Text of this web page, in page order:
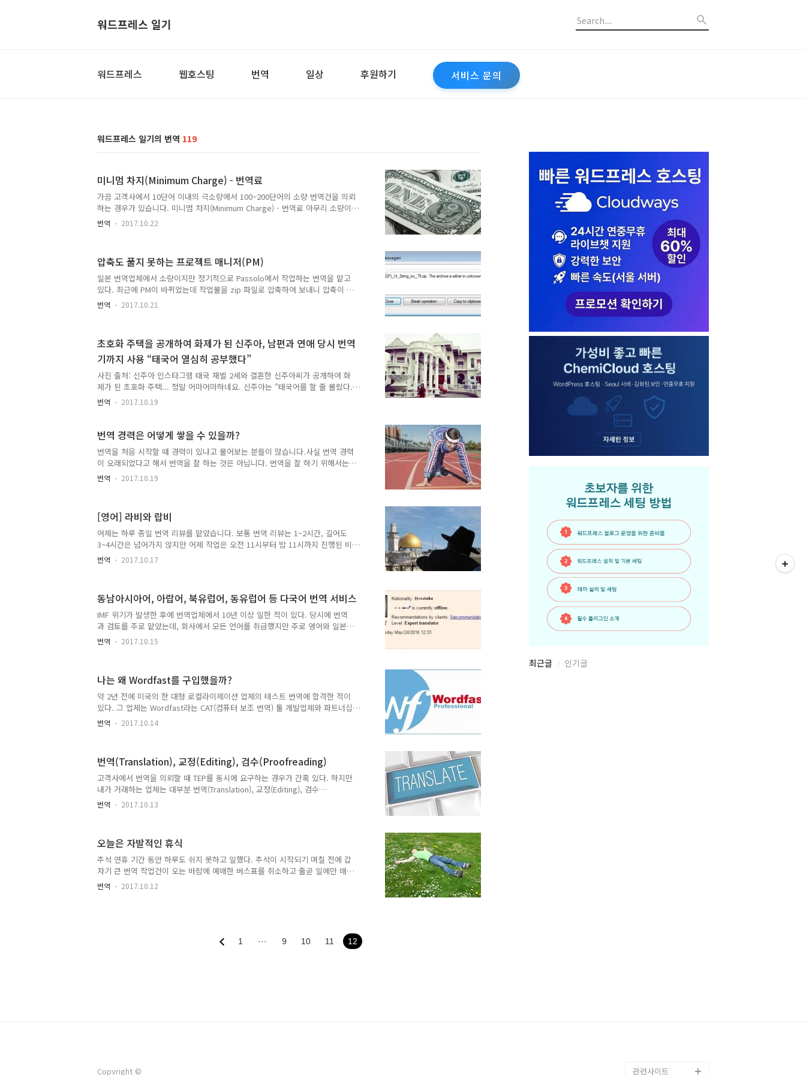
워드프레스 일기
워드프레스 웹호스팅 번역 일상 후원하기 서비스 문의
워드프레스 일기의 번역 119
미니멈 차지(Minimum Charge) - 번역료
가끔 고객사에서 10단어 이내의 극소량에서 100~200단어의 소량 번역건을 의뢰
하는 경우가 있습니다. 미니멈 차지(Minimum Charge) - 번역료 아무리 소량이
더라도 최소한의 금액인 미니멈 차치(Minimum Charge)를 청구하는 것이 번역
업계의 관행입니다. 하지만 몇 년 전부터 이런 관행을 무시하고 단어수대로 번역
을 열어서 번역을 완료한 후에 다시 메일을 보내고, 번역 완료 후에 클라이언트
에서 보내온 리뷰를 검토하고, 최종적으로 PDF 파일로 레이아웃 작업을 해오면
레이아웃을 검토해주고... 이런 과정을 거치다 보면 시간이 ..
번역 2017.10.22
압축도 풀지 못하는 프로젝트 매니저(PM)
일본 번역업체에서 소량이지만 정기적으로 Passolo에서 작업하는 번역을 맡고
있다. 최근에 PM이 바뀌었는데 작업물을 zip 파일로 압축하여 보내니 압축이 풀
리지 않는다고 메일이 왔다. 그러면서 스크린샷을 하나 보내왔다. WinRAR 프로
그램을 사용하여 zip 파일의 압축을 풀려고 하니 오류가 날 수밖에 없다.ㅎㅎ
디집으로 압축하여 해외에 보내도 이때까지 문제가 된 적이 없다. 그러고 보면
반디집이 정말 좋은 프로그램 같다. 간혹 알집을 사용하는 분들을 본다. 아시겠
지만 알집을 사용하면 초보자로 치부되기 싶다. '편하고 좋은 데 왜 알집을 사
용..
번역 2017.10.21
초호화 주택을 공개하여 화제가 된 신주아, 남편과 연애 당시 번역
기까지 사용 “태국어 열심히 공부했다”
사진 출처: 신주아 인스타그램 태국 재벌 2세와 결혼한 신주아씨가 공개하여 화
제가 된 초호화 주택... 정말 어마어마하네요. 신주아는 “태국어를 할 줄 몰랐다.
연애할 때 말이 안 통해서 남편과 같이 있어도 번역기와 메신저를 이용해 대화를
나눴다”라고 하네요. 전 약 10년 전에 한국에 일하러 온 태국인과 이야기를 나눌
는 데 애를 먹은 기억이 나네요. 요즘 같으면 구글번역기를 활용하면 어느 정도
말은 통할 것 같습니다. 정말 격세지감을 느끼는 시대에 살고 있다는 생각이 듭
니다. 어떤 사람은 이제 언어를 배울 필요가 없지 않냐고 말하기도 하는 것을 보
았는데요, 개인적인 생각은 아무리 AI 번역이 발전해도 기계 번역은 한계가 있을
..
번역 2017.10.19
번역 경력은 어떻게 쌓을 수 있을까?
번역을 처음 시작할 때 경력이 있냐고 물어보는 분들이 많습니다.사실 번역 경력
이 오래되었다고 해서 번역을 잘 하는 것은 아닙니다. 번역을 잘 하기 위해서는
끊임없이 노력해야 하고, 자만심을 가지고 노력을 게을리하면 금방 그렇고 그런
번역가로 전략하게 됩니다.번역 경력을 쌓으려면...번역 업계에서 경력을 쌓으려
서 회사에 연락하여 증명서를 하나 받아놓았습니다. 하지만 거의 사용할 일이 없
습니다.결국 번역을 처음 시작하든, 경력이 10년이 되든, 20년이 되든, 고객은 완
벽한 번역을 원합니다. "전 초보라서 번역 품질이 조금 떨어져요." 이런 말이 통
하지 않..
번역 2017.10.19
[영어] 라비와 랍비
어제는 하루 종일 번역 리뷰를 맡았습니다. 보통 번역 리뷰는 1~2시간, 길어도
3~4시간은 넘어가지 않지만 어제 작업은 오전 11시부터 밤 11시까지 진행된 비
교적 많은 분량의 작업이었습니다. 리뷰(교정) 작업은 번역의 품질에 따라 쉬울
수도 있고 어려울 수도 있습니다. 경우에 따라 번역 품질이 너무 나쁘면 교정을
습니다. 그래도 다행히 재번역 수준까지는 아니었습니다. 검토 도중에 "rabbi"를
"라비"라고 번역된 부분이 있었습니다. "랍비"는 익숙하지만 "라비"는 조금 이상
하게 들리네요. 혹시나 해서 영어사전을 찾아보았습니다. n. (pl. ∼s [-..
번역 2017.10.17
동남아시아어, 아랍어, 북유럽어, 동유럽어 등 다국어 번역 서비스
IMF 위기가 발생한 후에 번역업체에서 10년 이상 일한 적이 있다. 당시에 번역
과 검토를 주로 맡았는데, 회사에서 모든 언어를 취급했지만 주로 영어와 일본
어, 중국어의 비중이 많았다. 간혹 아랍어, 동남아시아어, 우크라이나어 등 평소
에 접한 언어의 번역 의뢰를 받기도 했다. 그럴 경우 가능한 한 국내에 거주하는
번역가가 많기 때문에 번역 품질이 전반적으로 높게 유지되지만 희귀언어의 경
우 번역가 풀 자체가 제한적이고 번역의 품질을 체크할 수 있는 방법도 사실상
없다. 또, 우리나라 사람이 희귀언어를 아무리 잘 한다고 하더라도 고품질의 번
역을 기대하기란..
번역 2017.10.15
나는 왜 Wordfast를 구입했을까?
약 2년 전에 미국의 한 대형 로컬라이제이션 업체의 테스트 번역에 합격한 적이
있다. 그 업체는 Wordfast라는 CAT(컴퓨터 보조 번역) 툴 개발업체와 파트너십
을 맺고 있어서 번역은 Wordfast로만 진행했다. 그래서 그 업체에서 Wordfast
구입을 권유했다. 그 업체를 통해 구입하면 50% 할인된 가격에 구입이 가능했
했다. 당시 30만원 정도 들여서 Wordfast를 구입했다. 하지만 이후에 그 업체와
일을 제대로 한 적이 없다. 툴을 구입한 후로 기존 업체로부터 일을 정기적으로
받다 보니까 그 업체와는 일할 기회가 없었다. 한 두 번 거..
번역 2017.10.14
번역(Translation), 교정(Editing), 검수(Proofreading)
고객사에서 번역을 의뢰할 때 TEP를 동시에 요구하는 경우가 간혹 있다. 하지만
내가 거래하는 업체는 대부분 번역(Translation), 교정(Editing), 검수
(Proofreading)를 분리하여 맡기는 편이다. 예전에는 번역만 주로 했지만 최근
들어 교정(Editing)의 비중이 높아졌다. 간혹 검수만 맡기는 경우도 있다. 교정과
법적인 오류나 말이 안 되는 부분을 체크한다. 어제 맡은 3건의 작업 모두 교정
작업이었다. 그 중 하나는 2시간 분량의 작업이었지만 실제로는 거의 두 배의 시
간이 걸렸다. 번역 자체는 비교적 잘 되었지만 ..
번역 2017.10.13
오늘은 자발적인 휴식
추석 연휴 기간 동안 하루도 쉬지 못하고 일했다. 추석이 시작되기 며칠 전에 갑
자기 큰 번역 작업건이 오는 바람에 예매한 버스표를 취소하고 줄곧 일에만 매달
려서 예정된 납기일보다 하루 빠른 10월 9일 한글날에 모든 일을 마무리했다. 그
다음날인 10일에는 조그마한 일 몇 개를 하고, 어제와 오늘을 휴식을 취하고 있
이 조금 번거롭다. 워드프레스에서는 그림 파일을 끌어다가 놓으면 되지만 티스
토리에서는 끌어다 놓기 방식(드래그 & 드롭)이 지원되지 않는 것 같다. 드래그..
번역 2017.10.12
1 ··· 9 10 11 12
최
최근글 인기글
Copyright © 관련사이트